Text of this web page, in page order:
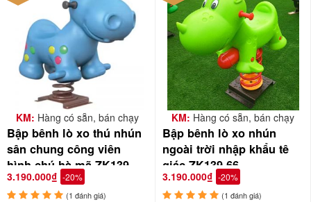
KM: Hàng có sẵn, bán chạy
Bập bênh lò xo thú nhún
sân chung công viên
hình chú hà mã ZK139-
200E
3.190.000₫ -20%
(1 đánh giá)
KM: Hàng có sẵn, bán chạy
Bập bênh lò xo nhún
ngoài trời nhập khẩu tê
giác ZK139-66
3.190.000₫ -20%
(1 đánh giá)